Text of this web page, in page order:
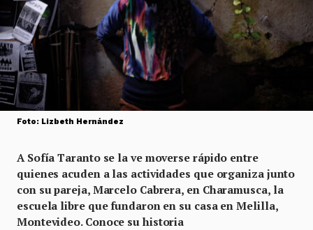
Foto: Lizbeth Hernández
A Sofía Taranto se la ve moverse rápido entre
quienes acuden a las actividades que organiza junto
con su pareja, Marcelo Cabrera, en Charamusca, la
escuela libre que fundaron en su casa en Melilla,
Montevideo. Conoce su historia